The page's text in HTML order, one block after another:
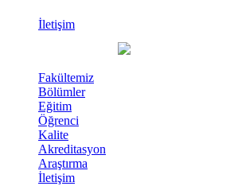
İletişim
Fakültemiz
Bölümler
Eğitim
Öğrenci
Kalite
Akreditasyon
Araştırma
İletişim